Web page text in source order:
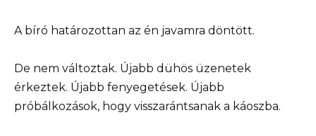
A bíró határozottan az én javamra döntött.
De nem változtak. Újabb dühös üzenetek
érkeztek. Újabb fenyegetések. Újabb
próbálkozások, hogy visszarántsanak a káoszba.